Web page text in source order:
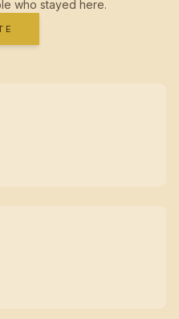
who stayed here.